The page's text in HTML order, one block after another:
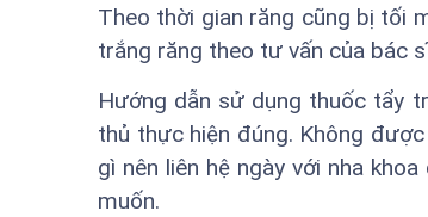
Theo thời gian răng cũng bị tối
trắng răng theo tư vấn của bác
Hướng dẫn sử dụng thuốc tẩy
thủ thực hiện đúng. Không
gì nên liên hệ ngày với nha
muốn.